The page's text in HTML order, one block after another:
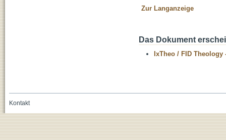
Zur Langanzeige
Das Dokument
IxTheo / FID Theology
Kontakt